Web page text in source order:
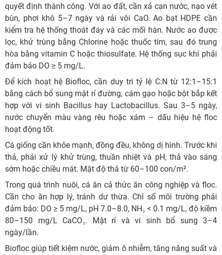
quyết định thành công. Với ao đất, cần xả cạn nước, nạo vét
bùn, phơi khô 5–7 ngày và rải vôi CaO. Ao bạt HDPE cần
kiểm tra hệ thống thoát đáy và các mối hàn. Nước ao được
lọc, khử trùng bằng Chlorine hoặc thuốc tím, sau đó trung
hòa bằng vitamin C hoặc thiosulfate. Hệ thống sục khí phải
đảm bảo DO ≥ 5 mg/L.
Để kích hoạt hệ Biofloc, cần duy trì tỷ lệ C:N từ 12:1–15:1
bằng cách bổ sung mật rỉ đường, cám gạo hoặc bột bắp kết
hợp với vi sinh Bacillus hay Lactobacillus. Sau 3–5 ngày,
nước chuyển màu vàng rêu hoặc xám – dấu hiệu hệ floc
hoạt động tốt.
Cá giống cần khỏe mạnh, đồng đều, không dị hình. Trước khi
thả, phải xử lý khử trùng, thuần nhiệt và pH, thả vào sáng
sớm hoặc chiều mát. Mật độ thả từ 60–100 con/m².
Trong quá trình nuôi, cá ăn cả thức ăn công nghiệp và floc.
Cần cho ăn hợp lý, tránh dư thừa. Chỉ số môi trường phải
đảm bảo: DO ≥ 5 mg/L, pH 7.0–8.0, NH₃ < 0.1 mg/L, độ kiềm
80–150 mg/L CaCO₃. Mật rỉ và vi sinh bổ sung 3–4
ngày/lần.
Biofloc giúp tiết kiệm nước, giảm ô nhiễm, tăng năng suất và